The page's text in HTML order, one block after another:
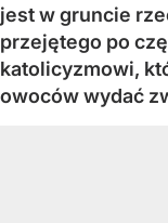
jest w gruncie
przejętego po
katolicyzmowi,
owoców wydać